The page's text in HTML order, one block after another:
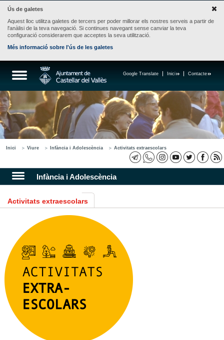
Ús de galetes
Aquest lloc utilitza galetes de tercers per poder millorar els nostres serveis a partir de
l'anàlisi de la teva navegació. Si continues navegant sense canviar la teva
configuració considerarem que acceptes la seva utilització.
Més informació sobre l'ús de les galetes
Contacte
Inici
Google Translate
Inici Viure Infància i Adolescència Activitats extraescolars
Infància i Adolescència
Activitats extraescolars